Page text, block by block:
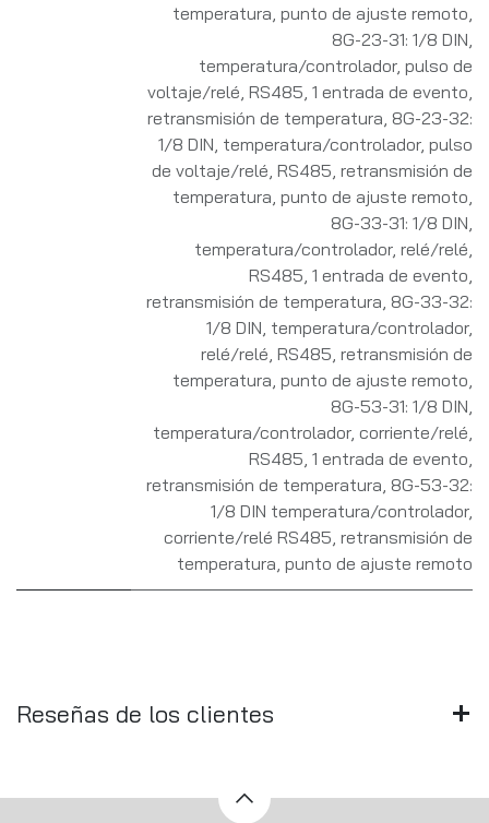
temperatura, punto de ajuste remoto
8G-23-31: 1/8 DIN,
temperatura/controlador, pulso de
voltaje/relé, RS485, 1 entrada de evento,
retransmisión de temperatura 8G-23-32:
1/8 DIN, temperatura/controlador, pulso
de voltaje/relé, RS485, retransmisión de
temperatura, punto de ajuste remoto
8G-33-31: 1/8 DIN,
temperatura/controlador, relé/relé,
RS485, 1 entrada de evento,
retransmisión de temperatura 8G-33-32:
1/8 DIN, temperatura/controlador,
relé/relé, RS485, retransmisión de
temperatura, punto de ajuste remoto
8G-53-31: 1/8 DIN,
temperatura/controlador, corriente/relé,
RS485, 1 entrada de evento,
retransmisión de temperatura 8G-53-32:
1/8 DIN temperatura/controlador,
corriente/relé RS485, retransmisión de
temperatura, punto de ajuste remoto
Reseñas de los clientes